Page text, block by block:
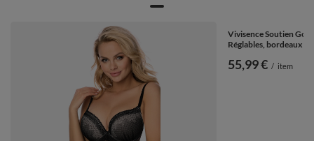
Vivisence Soutien
Réglables, bordeaux
55,99 € / item